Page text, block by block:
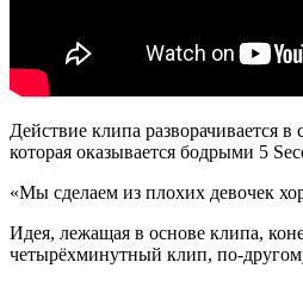
Действие клипа разворачивается
которая оказывается бодрыми 5
«Мы сделаем из плохих девочек
Идея, лежащая в основе клипа,
четырёхминутный клип, по-